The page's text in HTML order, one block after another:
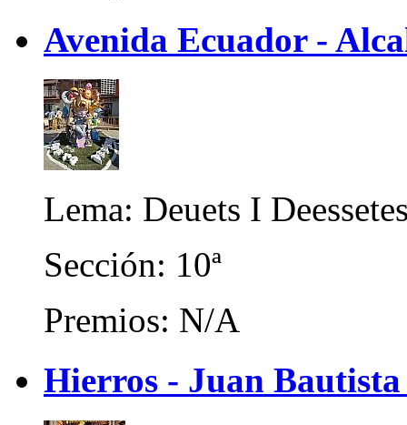
Avenida Ecuador -
Lema: Deuets I
Sección: 10ª
Premios: N/A
Hierros - Juan